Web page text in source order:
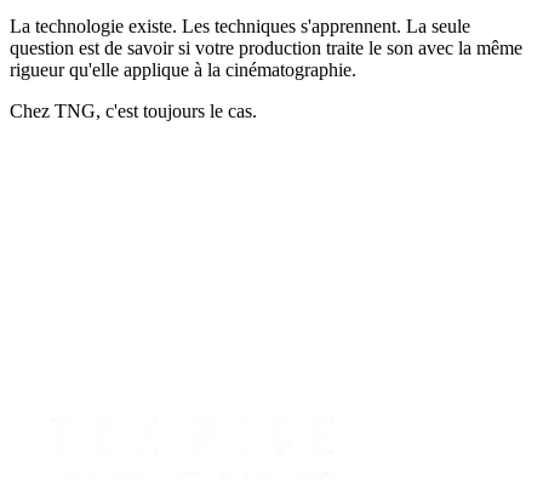
La technologie existe. Les techniques s'apprennent. La seule
question est de savoir si votre production traite le son avec la même
rigueur qu'elle applique à la cinématographie.
Chez TNG, c'est toujours le cas.